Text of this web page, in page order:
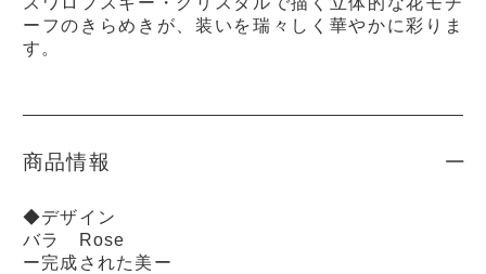
ーフのきらめきが、装いを瑞々しく華やかに彩りま
す。
商品情報
◆デザイン
バラ Rose
ー完成された美ー